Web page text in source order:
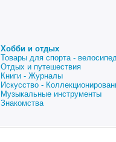
Хобби и отдых
Товары для спорта -
Отдых и путешествия
Книги - Журналы
Искусство -
Музыкальные инструменты
Знакомства